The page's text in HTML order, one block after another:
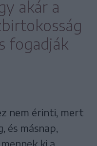
akár a
fogadják
nem érinti, mert
és másnap,
ki a